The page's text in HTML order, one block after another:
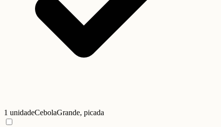
1 unidadeCebolaGrande, picada